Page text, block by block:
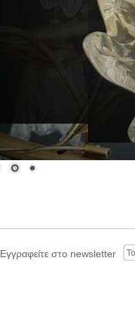
Εγγραφείτε στο newsletter